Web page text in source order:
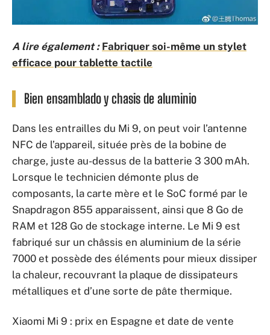
A lire également : Fabriquer soi-même un stylet
efficace pour tablette tactile
Bien ensamblado y chasis de aluminio
Dans les entrailles du Mi 9, on peut voir l’antenne
NFC de l’appareil, située près de la bobine de
charge, juste au-dessus de la batterie 3 300 mAh.
Lorsque le technicien démonte plus de
composants, la carte mère et le SoC formé par le
Snapdragon 855 apparaissent, ainsi que 8 Go de
RAM et 128 Go de stockage interne. Le Mi 9 est
fabriqué sur un châssis en aluminium de la série
7000 et possède des éléments pour mieux dissiper
la chaleur, recouvrant la plaque de dissipateurs
métalliques et d’une sorte de pâte thermique.
Xiaomi Mi 9 : prix en Espagne et date de vente